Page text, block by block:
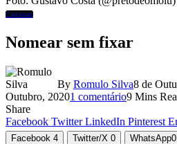
Colunas
Nomear sem fixar
By Romulo Silva8 de
Outubro, 20201 comentário9 Mins
Share
Facebook Twitter LinkedIn Pinterest
Facebook 4 Twitter/X 0 WhatsApp0